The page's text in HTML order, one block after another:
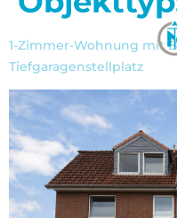
springen
1-Zimmer-Wohnung mit
Tiefgaragenstellplatz